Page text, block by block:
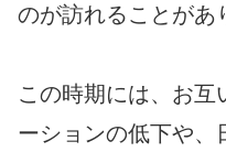
のが訪れることがあ
この時期には、お互
ーションの低下や、